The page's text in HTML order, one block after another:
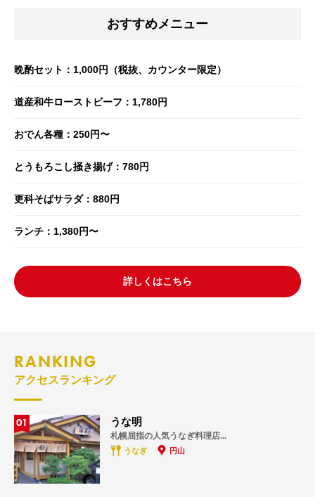
おすすめメニュー
晩酌セット：1,000円（税抜、カウンター限定）
道産和牛ローストビーフ：1,780円
おでん各種：250円〜
とうもろこし掻き揚げ：780円
更科そばサラダ：880円
ランチ：1,380円〜
詳しくはこちら
RANKING
アクセスランキング
01 うな明
札幌屈指の人気うなぎ料理店...
うなぎ 円山